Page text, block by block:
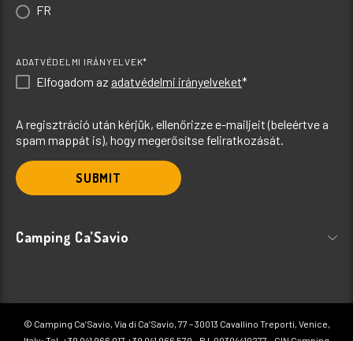
FR
ADATVÉDELMI IRÁNYELVEK*
Elfogadom az adatvédelmi irányelveket*
A regisztráció után kérjük, ellenőrizze e-mailjeit (beleértve a
spam mappát is), hogy megerősítse feliratkozását.
SUBMIT
Camping Ca’Savio
© Camping Ca’Savio, Via di Ca’Savio, 77 – 30013 Cavallino Treporti, Venice,